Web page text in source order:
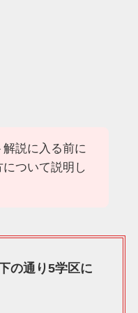
説に入る前に
について説明し
の通り5学区に